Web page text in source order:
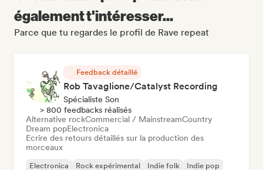
également t'intéresser...
Parce que tu regardes le profil de Rave repeat
Feedback détaillé
Rob Tavaglione/Catalyst Recording
Spécialiste Son
> 800 feedbacks réalisés
Alternative rockCommercial / MainstreamCountry
Dream popElectronica
Ecrire des retours détaillés sur la production des
morceaux
Electronica Rock expérimental Indie folk Indie pop